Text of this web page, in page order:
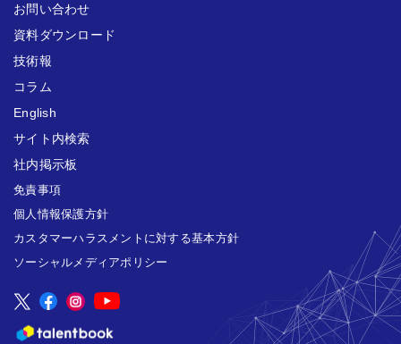
お問い合わせ
資料ダウンロード
技術報
コラム
English
サイト内検索
社内掲示板
免責事項
個人情報保護方針
カスタマーハラスメントに対する基本方針
ソーシャルメディアポリシー